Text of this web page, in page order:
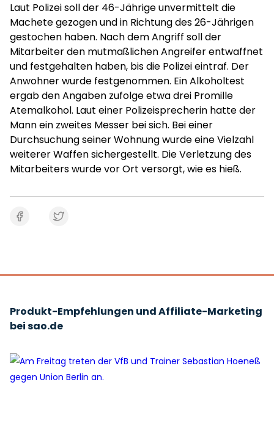
Laut Polizei soll der 46-Jährige unvermittelt die
Machete gezogen und in Richtung des 26-Jährigen
gestochen haben. Nach dem Angriff soll der
Mitarbeiter den mutmaßlichen Angreifer entwaffnet
und festgehalten haben, bis die Polizei eintraf. Der
Anwohner wurde festgenommen. Ein Alkoholtest
ergab den Angaben zufolge etwa drei Promille
Atemalkohol. Laut einer Polizeisprecherin hatte der
Mann ein zweites Messer bei sich. Bei einer
Durchsuchung seiner Wohnung wurde eine Vielzahl
weiterer Waffen sichergestellt. Die Verletzung des
Mitarbeiters wurde vor Ort versorgt, wie es hieß.
Produkt-Empfehlungen und Affiliate-Marketing
bei sao.de